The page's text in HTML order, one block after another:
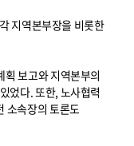
지역본부장을 비롯한
획 보고와 지역본부의
었다. 또한, 노사협력
소속장의 토론도